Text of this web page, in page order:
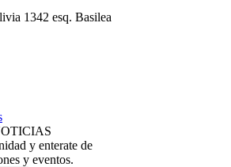
1342 esq. Basilea
y enterate de
y eventos.